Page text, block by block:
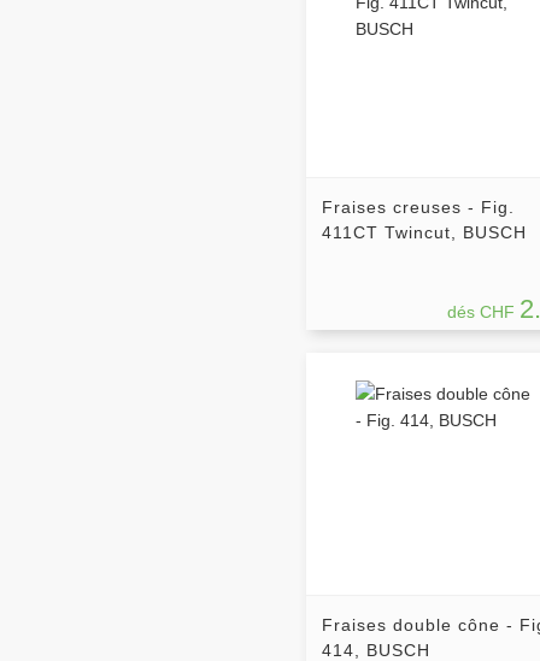
Fraises creuses - Fig.
411CT Twincut, BUSCH
dés CHF
Fraises double cône -
414, BUSCH